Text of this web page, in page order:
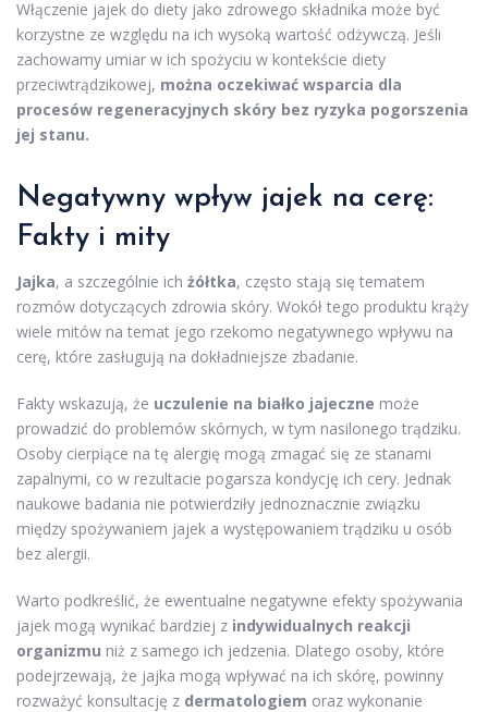
Włączenie jajek do diety jako zdrowego składnika może być
korzystne ze względu na ich wysoką wartość odżywczą. Jeśli
zachowamy umiar w ich spożyciu w kontekście diety
przeciwtrądzikowej, można oczekiwać wsparcia dla
procesów regeneracyjnych skóry bez ryzyka pogorszenia
jej stanu.
Negatywny wpływ jajek na cerę:
Fakty i mity
Jajka, a szczególnie ich żółtka, często stają się tematem
rozmów dotyczących zdrowia skóry. Wokół tego produktu krąży
wiele mitów na temat jego rzekomo negatywnego wpływu na
cerę, które zasługują na dokładniejsze zbadanie.
Fakty wskazują, że uczulenie na białko jajeczne może
prowadzić do problemów skórnych, w tym nasilonego trądziku.
Osoby cierpiące na tę alergię mogą zmagać się ze stanami
zapalnymi, co w rezultacie pogarsza kondycję ich cery. Jednak
naukowe badania nie potwierdziły jednoznacznie związku
między spożywaniem jajek a występowaniem trądziku u osób
bez alergii.
Warto podkreślić, że ewentualne negatywne efekty spożywania
jajek mogą wynikać bardziej z indywidualnych reakcji
organizmu niż z samego ich jedzenia. Dlatego osoby, które
podejrzewają, że jajka mogą wpływać na ich skórę, powinny
rozważyć konsultację z dermatologiem oraz wykonanie